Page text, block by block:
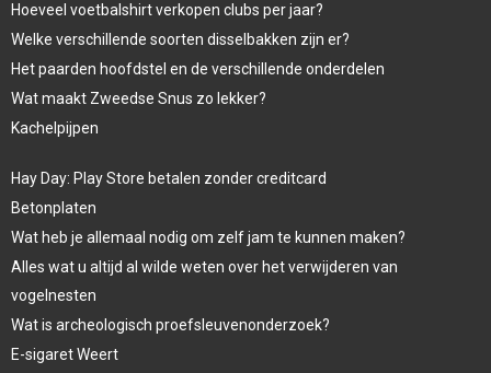
Hoeveel voetbalshirt verkopen clubs per jaar?
Welke verschillende soorten disselbakken zijn er?
Het paarden hoofdstel en de verschillende onderdelen
Wat maakt Zweedse Snus zo lekker?
Kachelpijpen
Hay Day: Play Store betalen zonder creditcard
Betonplaten
Wat heb je allemaal nodig om zelf jam te kunnen maken?
Alles wat u altijd al wilde weten over het verwijderen van
vogelnesten
Wat is archeologisch proefsleuvenonderzoek?
E-sigaret Weert